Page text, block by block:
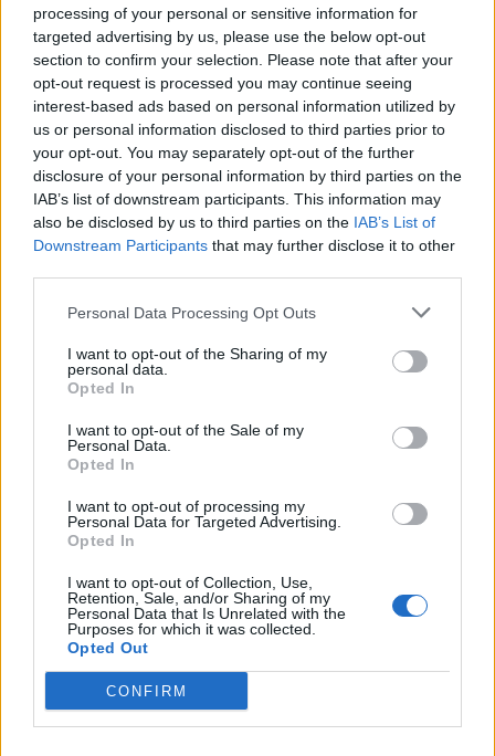
processing of your personal or sensitive information for
targeted advertising by us, please use the below opt-out
section to confirm your selection. Please note that after your
opt-out request is processed you may continue seeing
interest-based ads based on personal information utilized by
us or personal information disclosed to third parties prior to
your opt-out. You may separately opt-out of the further
disclosure of your personal information by third parties on the
IAB’s list of downstream participants. This information may
also be disclosed by us to third parties on the IAB’s List of
Downstream Participants that may further disclose it to other
Personal Data Processing Opt Outs
I want to opt-out of the Sharing of my
personal data.
Opted In
I want to opt-out of the Sale of my
Personal Data.
Opted In
I want to opt-out of processing my
Personal Data for Targeted Advertising.
Opted In
I want to opt-out of Collection, Use,
Retention, Sale, and/or Sharing of my
Personal Data that Is Unrelated with the
Purposes for which it was collected.
Opted Out
CONFIRM
Article précédent
Ce minéral oublié pourrait
renforcer la solidité de
vos os
Article suivant
L’hypertension, le tueur
silencieux qui menace
votre vie découvrez
comment la prévenir
ARTICLES CONNEXES
Canicule : les conseils
essentiels des
cardiologues pour
éviter le danger
Santé
Éclipse du 12 août :
attention à la pénurie de
Un chewing-gum